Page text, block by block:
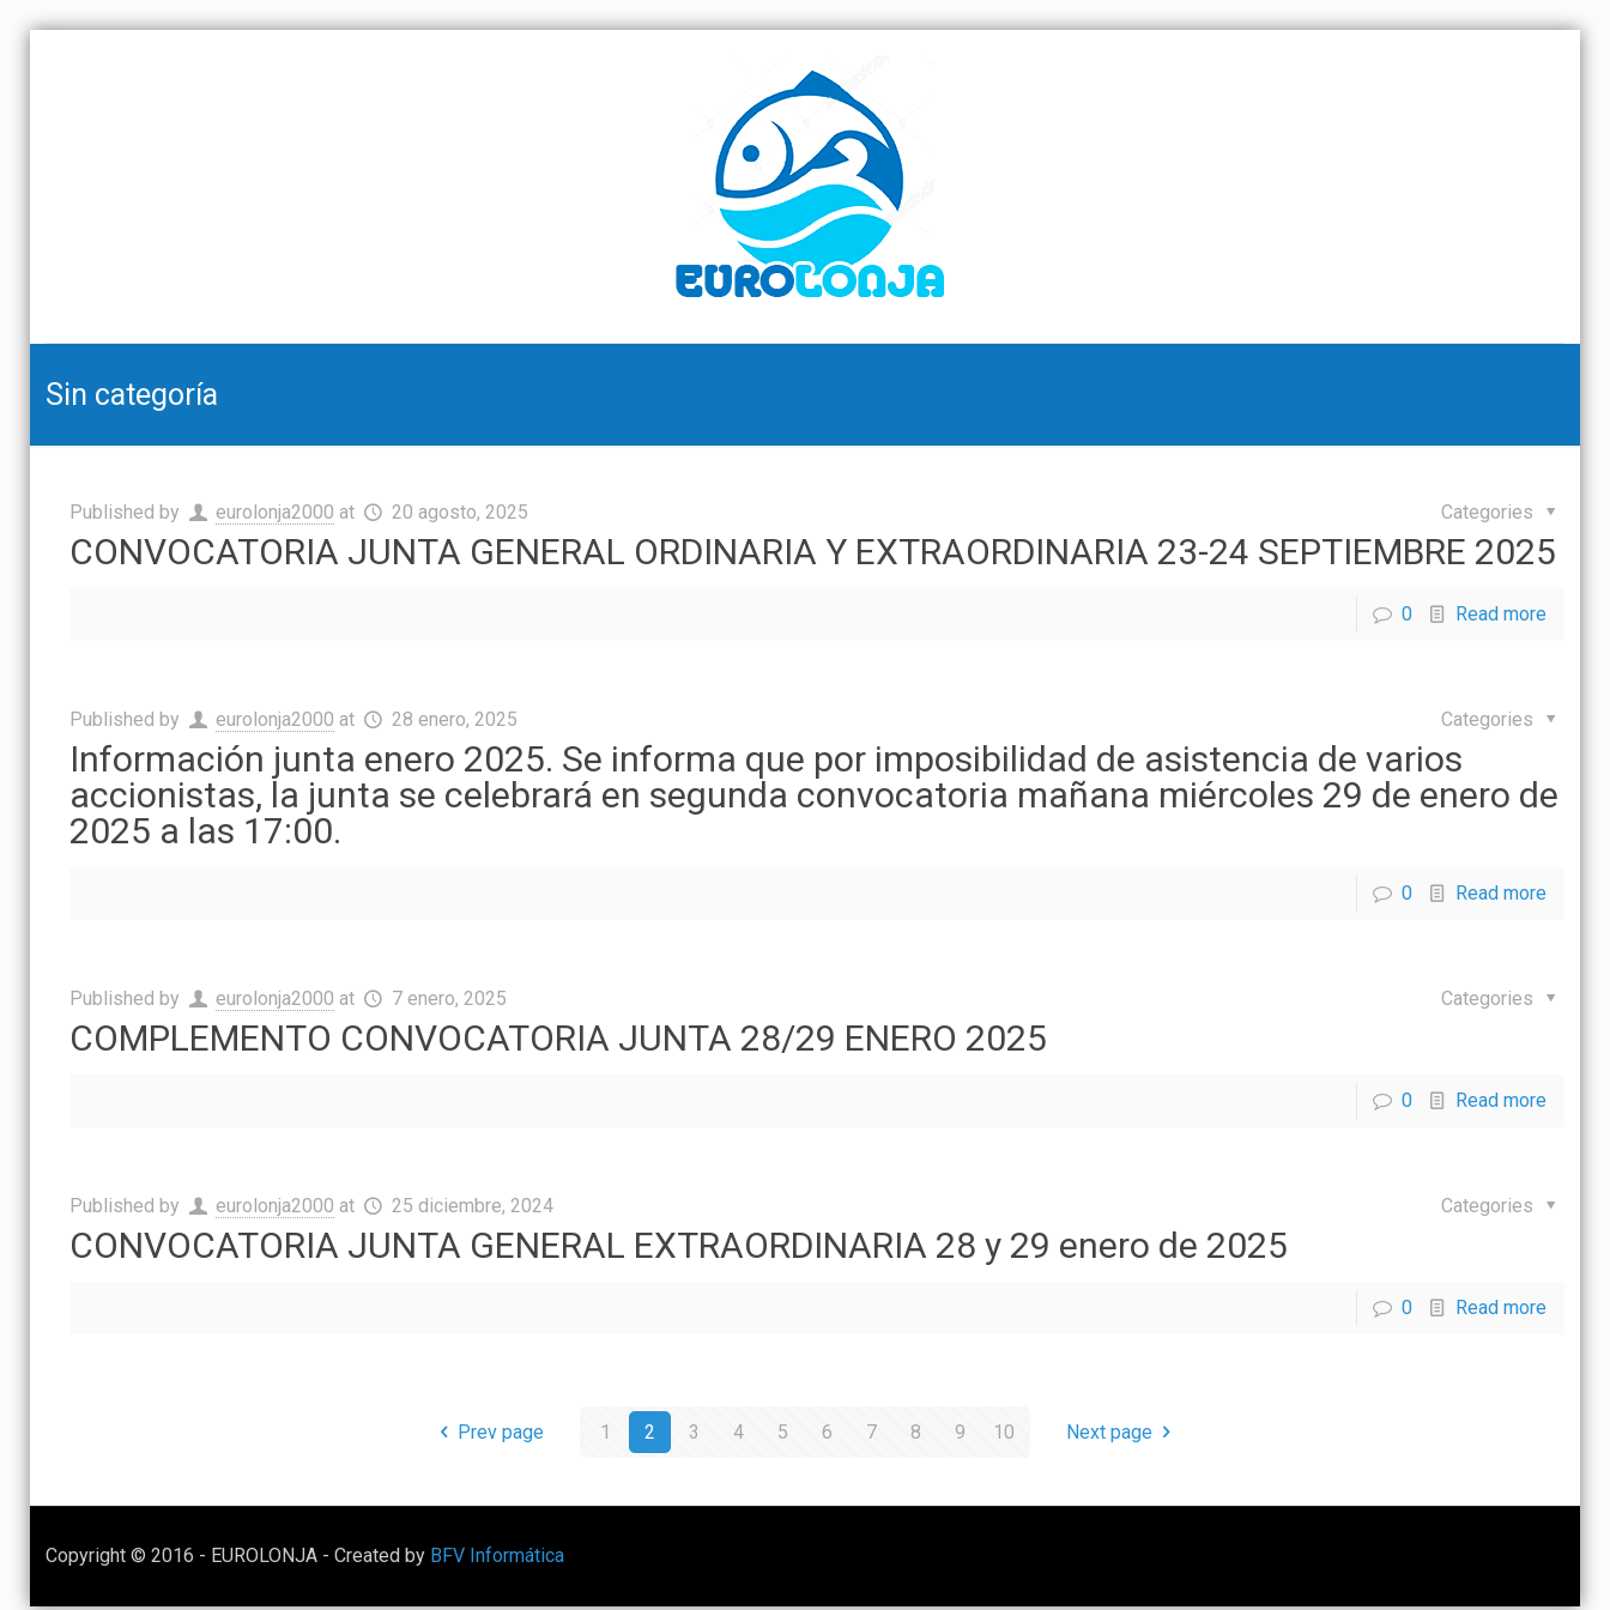
Sin categoría
Published by eurolonja2000 at 20 agosto, 2025 Categories
CONVOCATORIA JUNTA GENERAL ORDINARIA Y EXTRAORDINARIA 23-24 SEPTIEMBRE 2025
0 Read more
Published by eurolonja2000 at 28 enero, 2025 Categories
Información junta enero 2025. Se informa que por imposibilidad de asistencia de varios
accionistas, la junta se celebrará en segunda convocatoria mañana miércoles 29 de enero de
2025 a las 17:00.
0 Read more
Published by eurolonja2000 at 7 enero, 2025 Categories
COMPLEMENTO CONVOCATORIA JUNTA 28/29 ENERO 2025
0 Read more
Published by eurolonja2000 at 25 diciembre, 2024 Categories
CONVOCATORIA JUNTA GENERAL EXTRAORDINARIA 28 y 29 enero de 2025
0 Read more
Prev page 1 2 3 4 5 6 7 8 9 10 Next page
Copyright © 2016 - EUROLONJA - Created by BFV Informática